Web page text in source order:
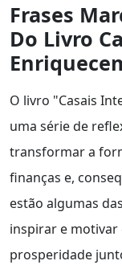
Frases
Do Livro
O livro "Casais
uma série de
transformar a
finanças e,
estão algumas
inspirar e motivar
prosperidade